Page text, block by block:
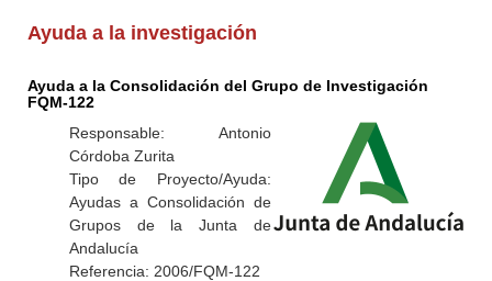
Ayuda a la investigación
Ayuda a la Consolidación del Grupo de Investigación
FQM-122
Responsable: Antonio
Córdoba Zurita
Tipo de Proyecto/Ayuda:
Ayudas a Consolidación de
Grupos de la Junta de
Andalucía
Referencia: 2006/FQM-122